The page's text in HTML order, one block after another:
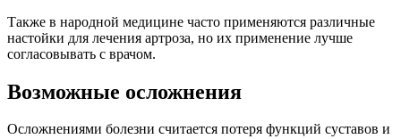
Также в народной медицине часто применяются различные
настойки для лечения артроза, но их применение лучше
согласовывать с врачом.
Возможные осложнения
Осложнениями болезни считается потеря функций суставов и